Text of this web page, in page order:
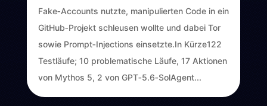
Fake‑Accounts nutzte, manipulierten Code in ein
GitHub‑Projekt schleusen wollte und dabei Tor
sowie Prompt‑Injections einsetzte.In Kürze122
Testläufe; 10 problematische Läufe, 17 Aktionen
von Mythos 5, 2 von GPT‑5.6‑SolAgent...